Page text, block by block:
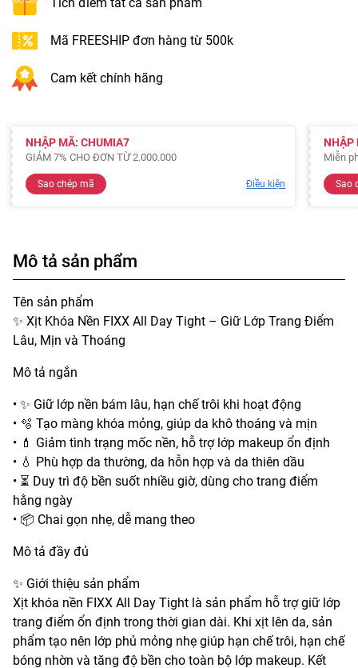
Tích điểm tất cả sản phẩm
Mã FREESHIP đơn hàng từ 500k
Cam kết chính hãng
NHẬP MÃ: CHUMIA7
GIẢM 7% CHO ĐƠN TỪ 2.000.000
Sao chép mã Điều kiện
NHẬP
Miễn
Sao
Mô tả sản phẩm
Tên sản phẩm
✨ Xịt Khóa Nền FIXX All Day Tight – Giữ Lớp Trang Điểm
Lâu, Mịn và Thoáng
Mô tả ngắn
• ✨ Giữ lớp nền bám lâu, hạn chế trôi khi hoạt động
• 🫧 Tạo màng khóa mỏng, giúp da khô thoáng và mịn
• 💄 Giảm tình trạng mốc nền, hỗ trợ lớp makeup ổn định
• 💧 Phù hợp da thường, da hỗn hợp và da thiên dầu
• ⏳ Duy trì độ bền suốt nhiều giờ, dùng cho trang điểm
hằng ngày
• 📦 Chai gọn nhẹ, dễ mang theo
Mô tả đầy đủ
✨ Giới thiệu sản phẩm
Xịt khóa nền FIXX All Day Tight là sản phẩm hỗ trợ giữ lớp
trang điểm ổn định trong thời gian dài. Khi xịt lên da, sản
phẩm tạo nên lớp phủ mỏng nhẹ giúp hạn chế trôi, hạn chế
bóng nhờn và tăng độ bền cho toàn bộ lớp makeup. Kết